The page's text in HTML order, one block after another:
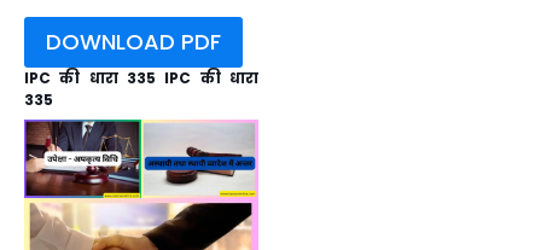
DOWNLOAD PDF
IPC की धारा 335 IPC की धारा
335